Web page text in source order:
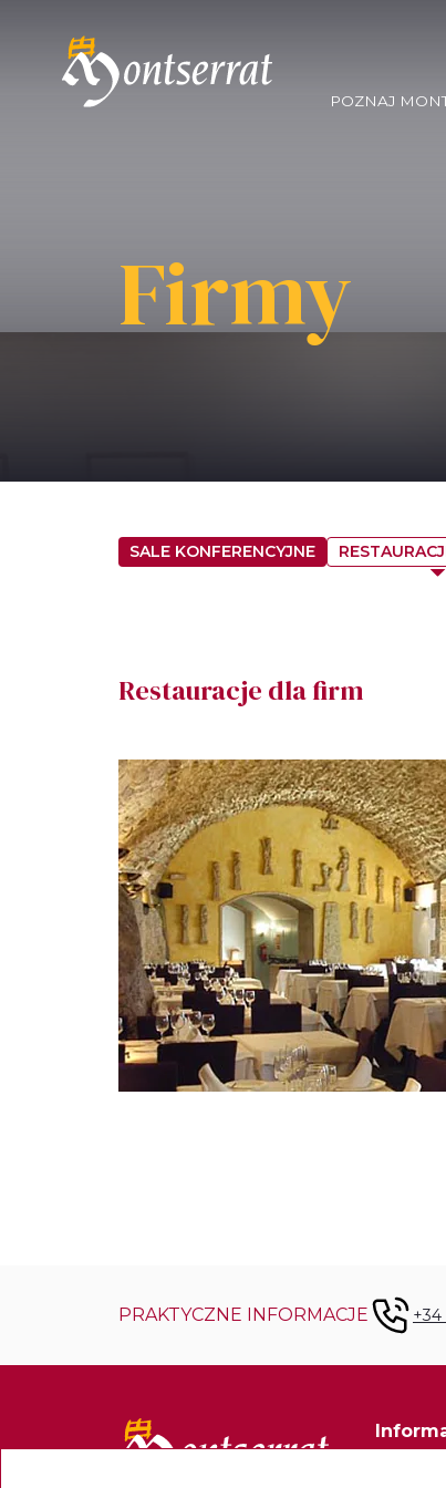
POZNAJ
Firmy
SALE KONFERENCYJNE
Restauracje dla firm
PRAKTYCZNE INFORMACJE +34